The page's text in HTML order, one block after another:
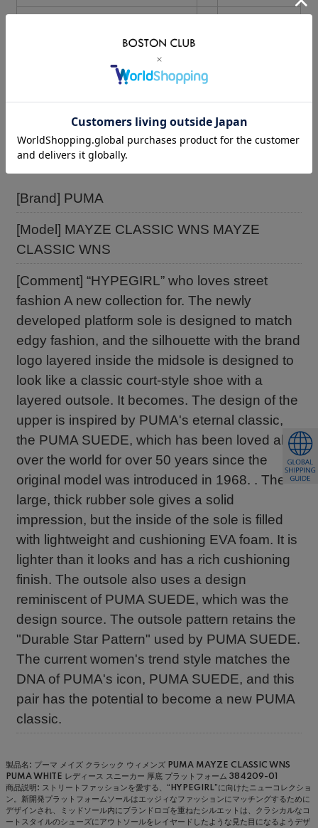
[Brand] PUMA
[Model] MAYZE CLASSIC WNS MAYZE
CLASSIC WNS
[Comment] “HYPEGIRL” who loves street
fashion A new collection for. The newly
developed platform sole is designed to match
edgy fashion, and the silhouette with the brand
logo layered inside the midsole is designed to
look like a classic court-style shoe with a
layered outsole. It becomes. The design of the
upper is inspired by PUMA's eternal classic,
the PUMA SUEDE, which has been loved all
over the world for over 50 years since the
original model was introduced in 1968. . The
large, thick rubber sole gives a solid
impression, but the inside of the sole is filled
with lightweight and cushioning EVA foam. It is
lighter than it looks and has a rich cushioning
finish. The outsole also uses a design
reminiscent of PUMA SUEDE, which was the
design source. The outsole pattern retains the
"Durable Star Pattern" used by PUMA SUEDE.
The current women's trend style matches the
DNA of PUMA's icon, PUMA SUEDE, and this
pair has the potential to become a new PUMA
classic.
製品名: プーマ メイズ クラシック ウィメンズ PUMA MAYZE CLASSIC WNS
PUMA WHITE レディース スニーカー 厚底 プラットフォーム 384209-01
商品説明: ストリートファッションを愛する、“HYPEGIRL”に向けたニューコレクショ
ン。新開発プラットフォームソールはエッジィなファッションにマッチングするために
デザインされ、ミッドソール内にブランドロゴを重ねたシルエットは、クラシカルなコ
ートスタイルのシューズにアウトソールをレイヤードしたような見た目になるようデザ